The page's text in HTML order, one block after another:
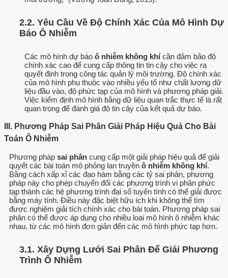
2.2. Yêu Cầu Về Độ Chính Xác Của Mô Hình Dự
Báo Ô Nhiễm
Các mô hình dự báo ô nhiễm không khícần đảm bảo độ
chính xác cao để cung cấp thông tin tin cậy cho việc ra
quyết định trong công tác quản lý môi trường. Độ chính xác
của mô hình phụ thuộc vào nhiều yếu tố như chất lượng dữ
liệu đầu vào, độ phức tạp của mô hình và phương pháp giải.
Việc kiểm định mô hình bằng dữ liệu quan trắc thực tế là rất
quan trọng để đánh giá độ tin cậy của kết quả dự báo.
III. Phương Pháp Sai Phân Giải Pháp Hiệu Quả Cho Bài
Toán Ô Nhiễm
Phương pháp sai phân cung cấp một giải pháp hiệu quả để giải
quyết các bài toán mô phỏng lan truyền ô nhiễm không khí.
Bằng cách xấp xỉ các đạo hàm bằng các tỷ sai phân, phương
pháp này cho phép chuyển đổi các phương trình vi phân phức
tạp thành các hệ phương trình đại số tuyến tính có thể giải được
bằng máy tính. Điều này đặc biệt hữu ích khi không thể tìm
được nghiệm giải tích chính xác cho bài toán. Phương pháp sai
phân có thể được áp dụng cho nhiều loại mô hình ô nhiễm khác
nhau, từ các mô hình đơn giản đến các mô hình phức tạp hơn.
3.1. Xây Dựng Lưới Sai Phân Để Giải Phương
Trình Ô Nhiễm